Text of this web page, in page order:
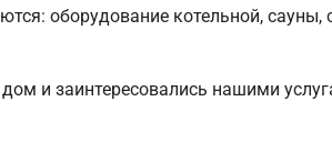
оборудование котельной, сауны,
и заинтересовались нашими